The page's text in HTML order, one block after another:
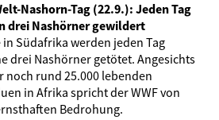
Nashorn-Tag (22.9.): Jeden Tag
drei Nashörner gewildert
in Südafrika werden jeden Tag
drei Nashörner getötet. Angesichts
noch rund 25.000 lebenden
in Afrika spricht der WWF von
Bedrohung.